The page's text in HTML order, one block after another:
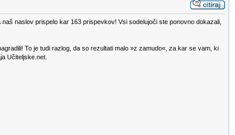
naslov prispelo kar 163 prispevkov! Vsi sodelujoči ste ponovno dokazali,
To je tudi razlog, da so rezultati malo »z zamudo«, za kar se vam, ki
Učiteljske.net.